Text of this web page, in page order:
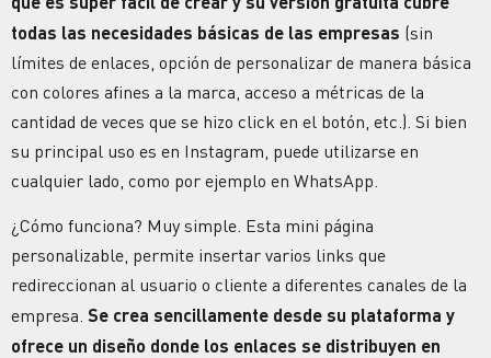
todas las necesidades básicas de las empresas (sin
límites de enlaces, opción de personalizar de manera básica
con colores afines a la marca, acceso a métricas de la
cantidad de veces que se hizo click en el botón, etc.). Si bien
su principal uso es en Instagram, puede utilizarse en
cualquier lado, como por ejemplo en WhatsApp.
¿Cómo funciona? Muy simple. Esta mini página
personalizable, permite insertar varios links que
redireccionan al usuario o cliente a diferentes canales de la
empresa. Se crea sencillamente desde su plataforma y
ofrece un diseño donde los enlaces se distribuyen en